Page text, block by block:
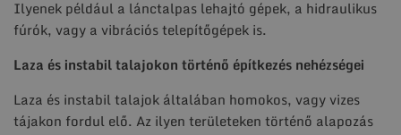
Ilyenek például a lánctalpas lehajtó gépek, a hidraulikus
fúrók, vagy a vibrációs telepítőgépek is.
Laza és instabil talajokon történő építkezés nehézségei
Laza és instabil talajok általában homokos, vagy vizes
tájakon fordul elő. Az ilyen területeken történő alapozás